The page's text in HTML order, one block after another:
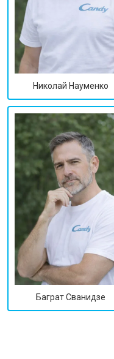
Николай Науменко
Баграт Сванидзе